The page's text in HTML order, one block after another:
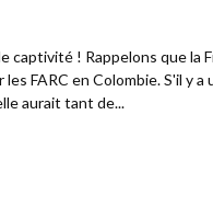
captivité ! Rappelons que la
FARC en Colombie. S'il y
aurait tant de...